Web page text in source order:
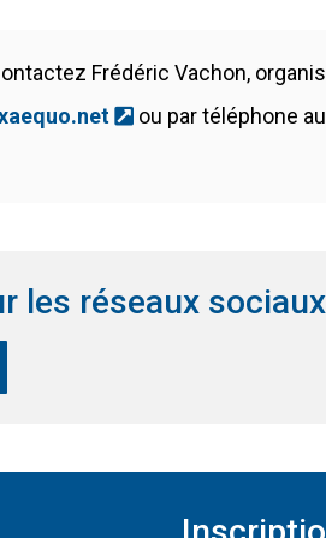
Frédéric Vachon,
(Ce lien s'ouvrira
ou par téléphone
les réseaux
une nouvelle fenêtre)
Twitter
lien s'ouvrira dans une